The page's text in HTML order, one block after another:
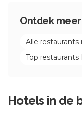
Ontdek
Alle restaurants
Top restaurants
Hotels in de